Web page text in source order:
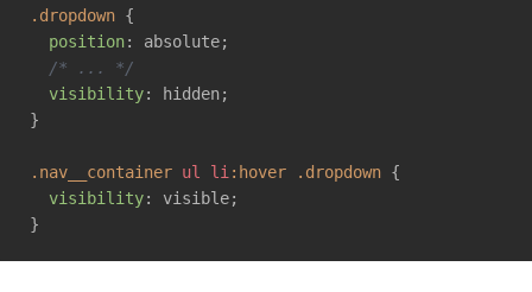
.dropdown {
position: absolute;
/* ... */
visibility: hidden;
}
.nav__container ul li :hover .dropdown {
visibility: visible;
}